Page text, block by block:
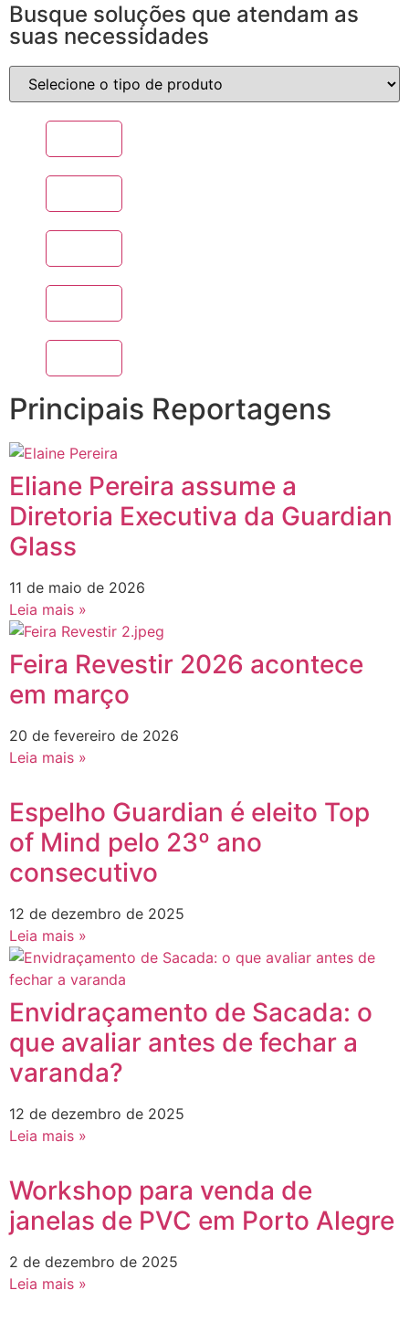
Busque soluções que atendam as
suas necessidades
Principais Reportagens
Eliane Pereira assume a
Diretoria Executiva da Guardian
Glass
11 de maio de 2026
Leia mais »
Feira Revestir 2026 acontece
em março
20 de fevereiro de 2026
Leia mais »
Espelho Guardian é eleito Top
of Mind pelo 23º ano
consecutivo
12 de dezembro de 2025
Leia mais »
Envidraçamento de Sacada: o
que avaliar antes de fechar a
varanda?
12 de dezembro de 2025
Leia mais »
Workshop para venda de
janelas de PVC em Porto Alegre
2 de dezembro de 2025
Leia mais »